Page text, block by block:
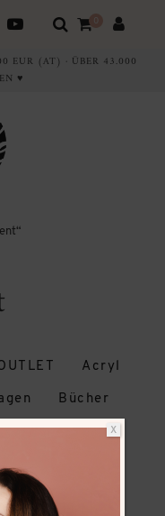
0
EUR (AT) · ÜBER 43.000
♥
Acryl
Bücher
Kartenwelt
X